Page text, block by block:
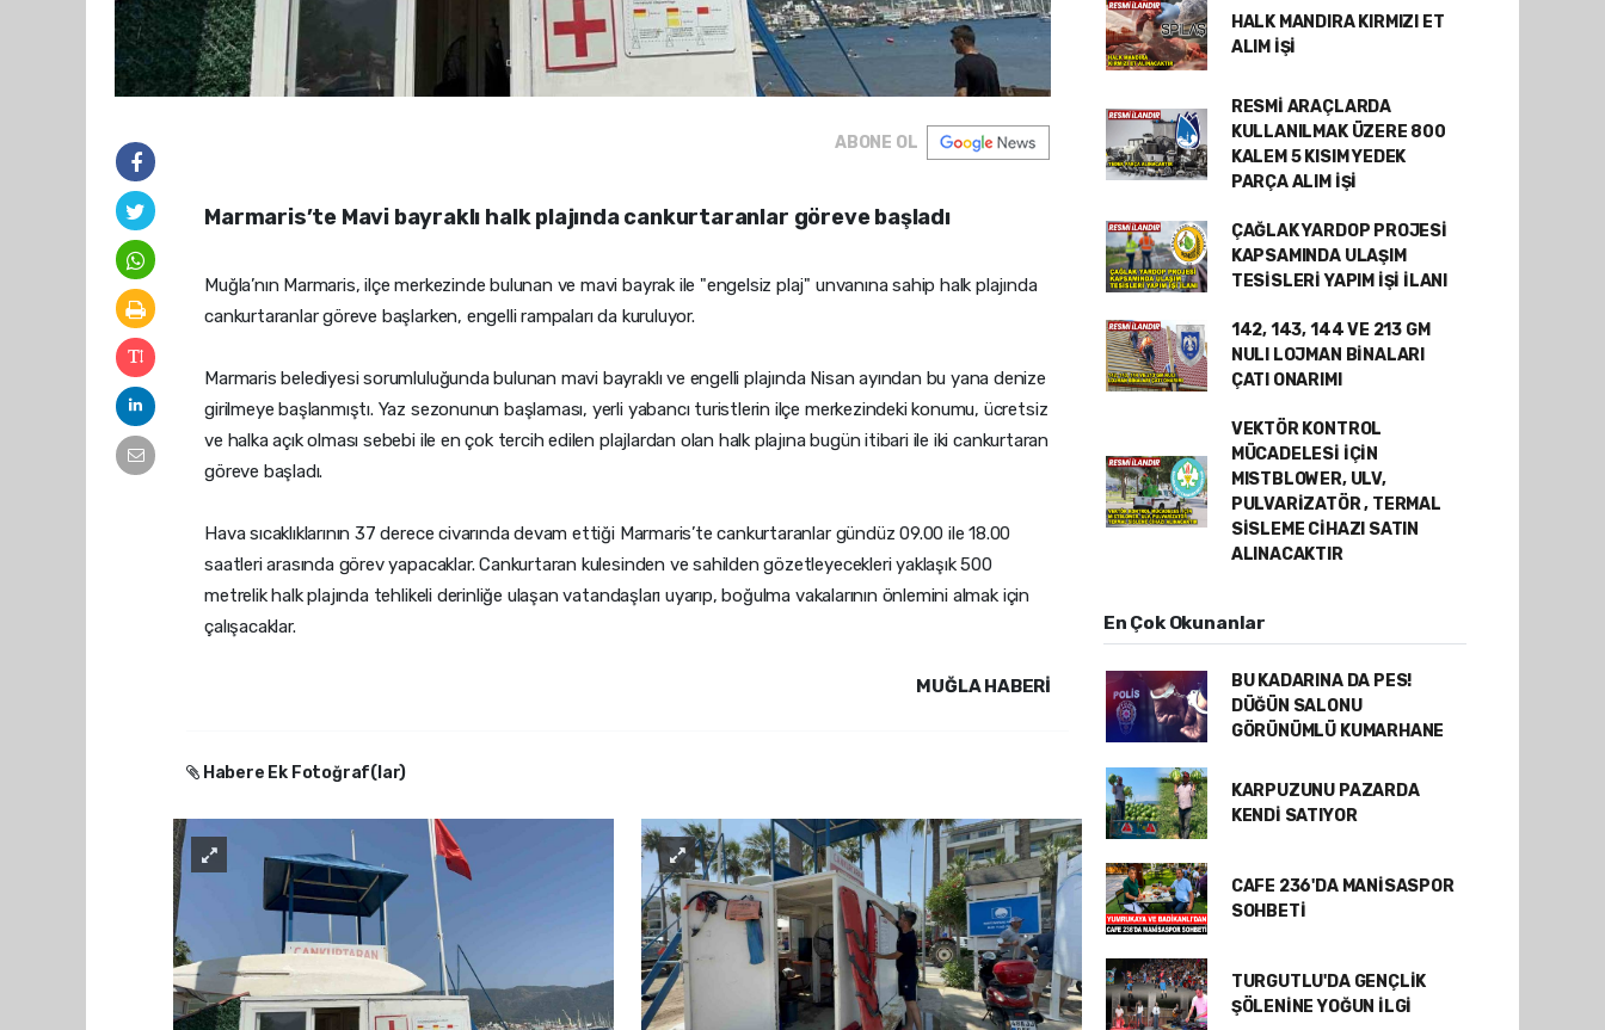
ABONE OL
Marmaris’te Mavi bayraklı halk plajında cankurtaranlar göreve başladı
Muğla’nın Marmaris, ilçe merkezinde bulunan ve mavi bayrak ile "engelsiz plaj" unvanına sahip halk plajında
cankurtaranlar göreve başlarken, engelli rampaları da kuruluyor.
Marmaris belediyesi sorumluluğunda bulunan mavi bayraklı ve engelli plajında Nisan ayından bu yana denize
girilmeye başlanmıştı. Yaz sezonunun başlaması, yerli yabancı turistlerin ilçe merkezindeki konumu, ücretsiz
ve halka açık olması sebebi ile en çok tercih edilen plajlardan olan halk plajına bugün itibari ile iki cankurtaran
göreve başladı.
Hava sıcaklıklarının 37 derece civarında devam ettiği Marmaris’te cankurtaranlar gündüz 09.00 ile 18.00
saatleri arasında görev yapacaklar. Cankurtaran kulesinden ve sahilden gözetleyecekleri yaklaşık 500
metrelik halk plajında tehlikeli derinliğe ulaşan vatandaşları uyarıp, boğulma vakalarının önlemini almak için
çalışacaklar.
MUĞLA HABERİ
Habere Ek Fotoğraf(lar)
HALK MANDIRA KIRMIZI ET
ALIM İŞİ
RESMİ ARAÇLARDA
KULLANILMAK ÜZERE 800
KALEM 5 KISIM YEDEK
PARÇA ALIM İŞİ
ÇAĞLAK YARDOP PROJESİ
KAPSAMINDA ULAŞIM
TESİSLERİ YAPIM İŞİ İLANI
142, 143, 144 VE 213 GM
NULI LOJMAN BİNALARI
ÇATI ONARIMI
VEKTÖR KONTROL
MÜCADELESİ İÇİN
MISTBLOWER, ULV,
PULVARİZATÖR , TERMAL
SİSLEME CİHAZI SATIN
ALINACAKTIR
En Çok Okunanlar
BU KADARINA DA PES!
DÜĞÜN SALONU
GÖRÜNÜMLÜ KUMARHANE
KARPUZUNU PAZARDA
KENDİ SATIYOR
CAFE 236'DA MANİSASPOR
SOHBETİ
TURGUTLU'DA GENÇLİK
ŞÖLENİNE YOĞUN İLGİ